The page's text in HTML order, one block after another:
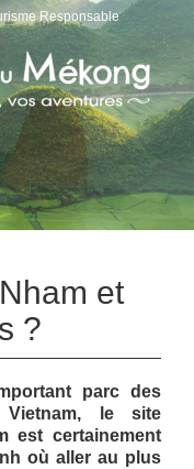
Responsable
et
?
parc des
le site
est certainement
où aller au plus